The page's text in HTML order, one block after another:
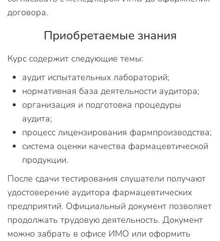
договора.
Приобретаемые знания
Курс содержит следующие темы:
аудит испытательных лабораторий;
нормативная база деятельности аудитора;
организация и подготовка процедуры
аудита;
процесс лицензирования фармпроизводства;
система оценки качества фармацевтической
продукции.
После сдачи тестирования слушатели получают
удостоверение аудитора фармацевтических
предприятий. Официальный документ позволяет
продолжать трудовую деятельность. Документ
можно забрать в офисе ИМО или оформить